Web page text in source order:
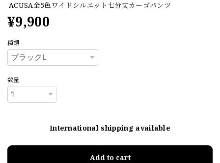
ACUSA全5色ワイドシルエット七分丈カーゴパンツ
¥9,900
種類
数量
International shipping available
Add to cart